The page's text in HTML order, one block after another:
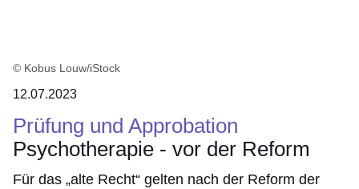
© Kobus Louw/iStock
12.07.2023
Prüfung und Approbation
Psychotherapie - vor der Reform
Für das „alte Recht“ gelten nach der Reform der